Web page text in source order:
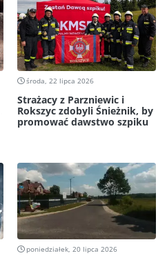
środa, 22 lipca 2026
Strażacy z Parzniewic i
Rokszyc zdobyli Śnieżnik, by
promować dawstwo szpiku
poniedziałek, 20 lipca 2026